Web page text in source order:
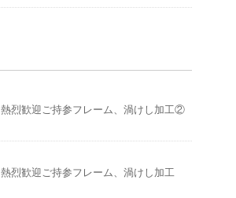
熱烈歓迎ご持参フレーム、渦けし加工②
熱烈歓迎ご持参フレーム、渦けし加工